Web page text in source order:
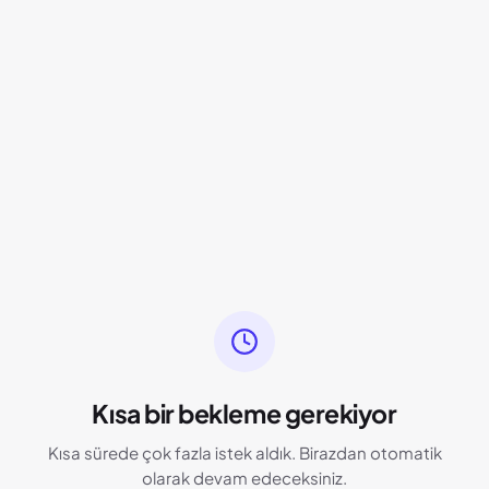
Kısa bir bekleme gerekiyor
Kısa sürede çok fazla istek aldık. Birazdan otomatik
olarak devam edeceksiniz.